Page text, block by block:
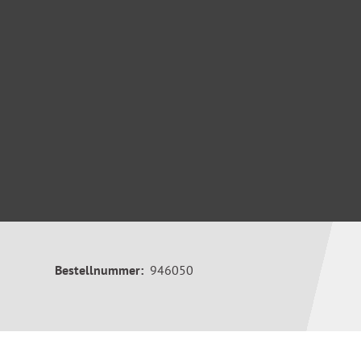
Bestellnummer: 946050